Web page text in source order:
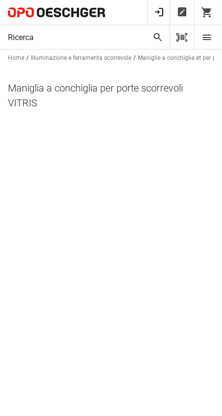
Home Illuminazione e ferramenta scorrevole Maniglie a conchiglia et per
Maniglia a conchiglia per porte scorrevoli
VITRIS